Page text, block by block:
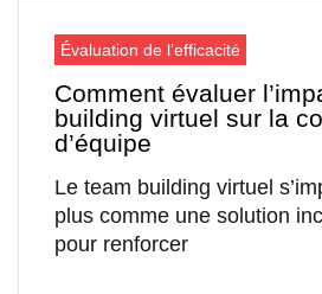
Évaluation de l’efficacité
Comment évaluer
building virtuel sur la
d’équipe
Le team building virtuel
plus comme une solution
pour renforcer